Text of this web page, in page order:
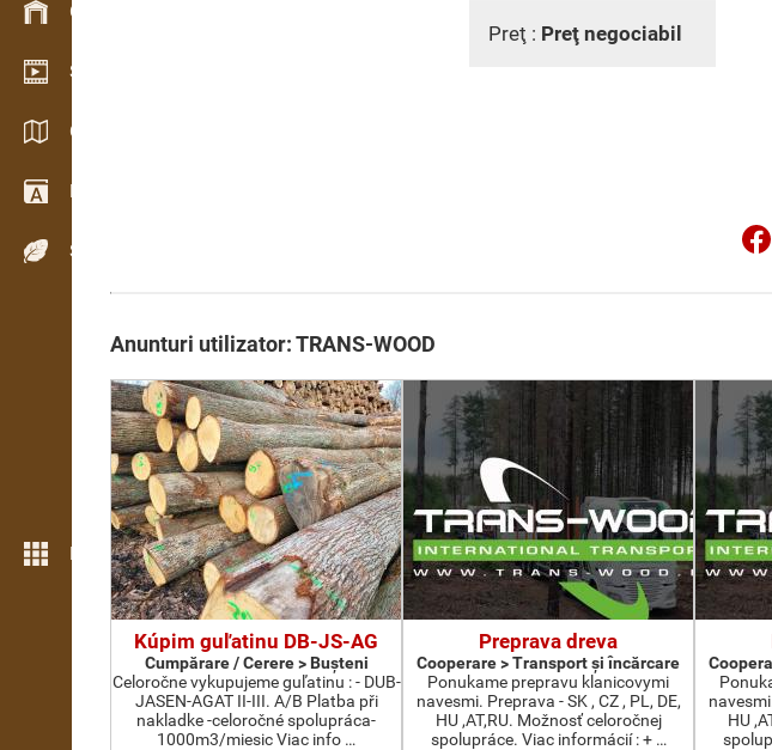
Gestionarea stocurilor
Showroom video
Cataloage / Broșuri
Dicţionar
Specii de lemn
Mai multe opțiuni
Preţ : Preţ negociabil
Anunturi utilizator: TRANS-WOOD
Kúpim guľatinu DB-JS-AG
Cumpărare / Cerere > Buşteni
Celoročne vykupujeme guľatinu : - DUB-
JASEN-AGAT II-III. A/B Platba při
nakladke -celoročné spolupráca-
1000m3/miesic Viac info …
Preprava dreva
Cooperare > Transport şi încărcare
Ponukame prepravu klanicovymi
navesmi. Preprava - SK , CZ , PL, DE,
HU ,AT,RU. Možnosť celoročnej
spolupráce. Viac informácií : + …
HU